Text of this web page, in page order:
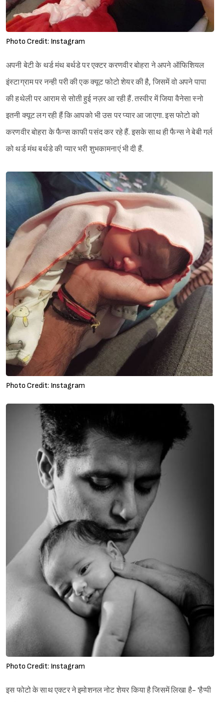
Photo Credit: Instagram
अपनी बेटी के थर्ड मंथ बर्थडे पर एक्टर करणवीर बोहरा ने अपने ऑफिशियल
इंस्टाग्राम पर नन्ही परी की एक क्यूट फोटो शेयर की है, जिसमें वो अपने पापा
की हथेली पर आराम से सोती हुई नज़र आ रही हैं. तस्वीर में जिया वैनेसा स्नो
इतनी क्यूट लग रही हैं कि आपको भी उस पर प्यार आ जाएगा. इस फोटो को
करणवीर बोहरा के फैन्स काफी पसंद कर रहे हैं. इसके साथ ही फैन्स ने बेबी गर्ल
को थर्ड मंथ बर्थडे की प्यार भरी शुभकामनाएं भी दी हैं.
Photo Credit: Instagram
Photo Credit: Instagram
इस फोटो के साथ एक्टर ने इमोशनल नोट शेयर किया है जिसमें लिखा है- 'हैप्पी